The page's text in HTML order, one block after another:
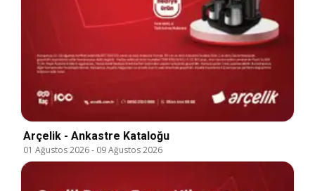
Arçelik - Ankastre Kataloğu
01 Ağustos 2026- 09 Ağustos 2026